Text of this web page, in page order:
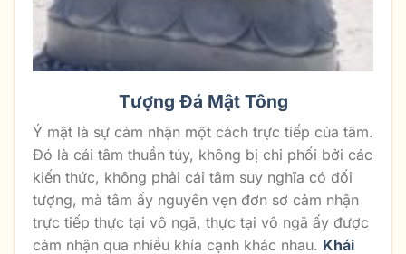
Tượng Đá Mật Tông
Ý mật là sự cảm nhận một cách trực tiếp của tâm.
Đó là cái tâm thuần túy, không bị chi phối bởi các
kiến thức, không phải cái tâm suy nghĩa có đối
tượng, mà tâm ấy nguyên vẹn đơn sơ cảm nhận
trực tiếp thực tại vô ngã, thực tại vô ngã ấy được
cảm nhận qua nhiều khía cạnh khác nhau. Khái